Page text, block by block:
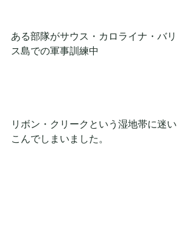
ある部隊がサウス・カロライナ・バリ
ス島での軍事訓練中
リボン・クリークという湿地帯に迷い
こんでしまいました。